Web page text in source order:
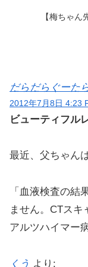
【梅ちゃ
だらだらぐーた
2012年7月8日 4:23
ビューティフル
最近、父ちゃん
「血液検査の結
ません。CTスキ
アルツハイマー
くう より: